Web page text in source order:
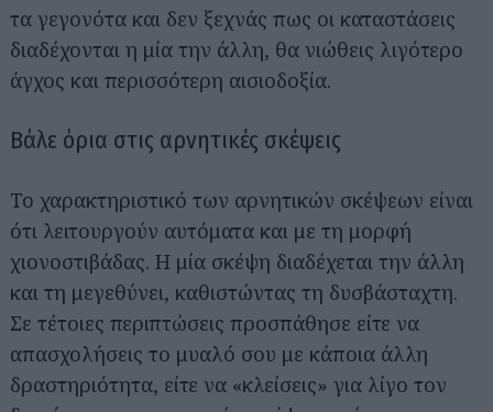
τα γεγονότα και δεν ξεχνάς πως οι καταστάσεις
διαδέχονται η μία την άλλη, θα νιώθεις λιγότερο
άγχος και περισσότερη αισιοδοξία.
Βάλε όρια στις αρνητικές σκέψεις
Το χαρακτηριστικό των αρνητικών σκέψεων είναι
ότι λειτουργούν αυτόματα και με τη μορφή
χιονοστιβάδας. Η μία σκέψη διαδέχεται την άλλη
και τη μεγεθύνει, καθιστώντας τη δυσβάσταχτη.
Σε τέτοιες περιπτώσεις προσπάθησε είτε να
απασχολήσεις το μυαλό σου με κάποια άλλη
δραστηριότητα, είτε να «κλείσεις» για λίγο τον